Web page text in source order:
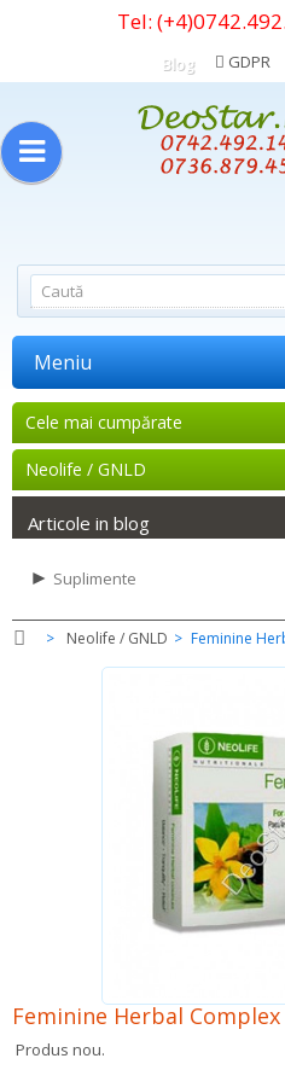
Tel:
GDPR
Blog
Meniu
Cele mai cumpărate
Neolife / GNLD
Articole in blog
► Suplimente
> Neolife / GNLD > Feminine
Feminine Herbal Complex
Produs nou.